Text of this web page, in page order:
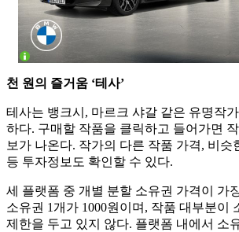
천 원의 즐거움 ‘테사’
테사는 뱅크시, 마르크 샤갈 같은 유명작
하다. 구매할 작품을 클릭하고 들어가면
보가 나온다. 작가의 다른 작품 가격, 비슷
등 투자정보도 확인할 수 있다.
세 플랫폼 중 개별 분할 소유권 가격이 가
소유권 1개가 1000원이며, 작품 대부분이
제한을 두고 있지 않다. 플랫폼 내에서 소